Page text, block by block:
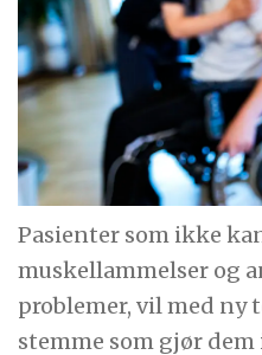
Pasienter som ikke
muskellammelser og
problemer, vil med ny
stemme som gjør